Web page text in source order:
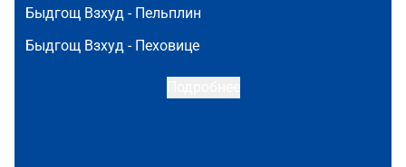
Быдгощ Взхуд - Пельплин
Быдгощ Взхуд - Пеховице